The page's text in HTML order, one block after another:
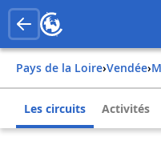
Pays de la Loire› Vendée›
Les circuits Activités